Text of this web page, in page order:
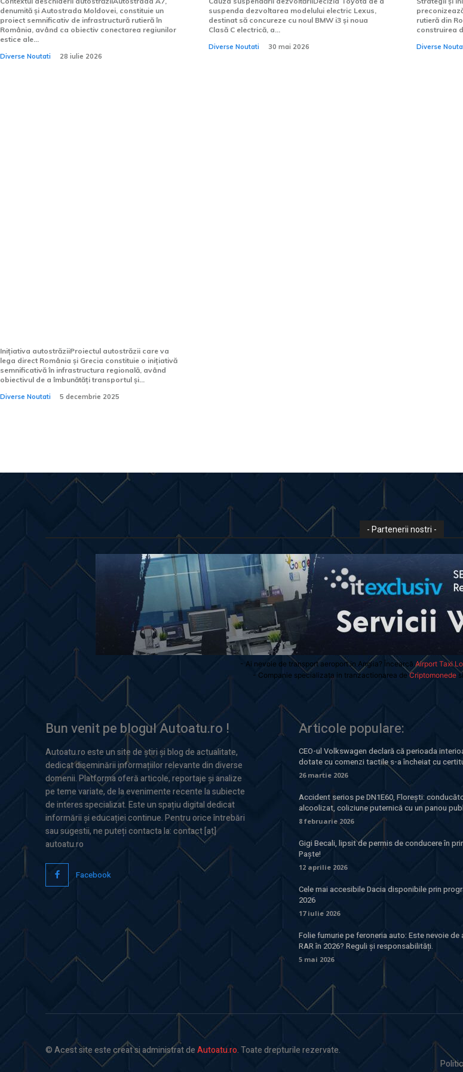
denumită și Autostrada Moldovei, constituie un
proiect semnificativ de infrastructură rutieră în
România, având ca obiectiv conectarea regiunilor
estice ale...
Diverse Noutati 28 iulie 2026
suspenda dezvoltarea modelului electric Lexus,
destinat să concureze cu noul BMW i3 și noua
Clasă C electrică, a...
Diverse Noutati 30 mai 2026
rutieră din
construirea
Diverse
Inițiativa autostrăziiProiectul autostrăzii care va
lega direct România și Grecia constituie o inițiativă
semnificativă în infrastructura regională, având
obiectivul de a îmbunătăți transportul și...
Diverse Noutati 5 decembrie 2025
- Partenerii nostri -
- Ai nevoie de transport aeroport in Anglia? Încearcă Airport Taxi
- Companie specializata in tranzactionarea deCriptomonede
Bun venit pe blogul Autoatu.ro !
Autoatu.ro este un site de știri și blog de actualitate,
dedicat diseminării informațiilor relevante din diverse
domenii. Platforma oferă articole, reportaje și analize
pe teme variate, de la evenimente recente la subiecte
de interes specializat. Este un spațiu digital dedicat
informării și educației continue. Pentru orice întrebări
sau sugestii, ne puteți contacta la: contact [at]
autoatu.ro
Facebook
Articole populare:
CEO-ul Volkswagen declară că perioada
dotate cu comenzi tactile s-a încheiat cu
26 martie 2026
Accident serios pe DN1E60, Florești:
alcoolizat, coliziune puternică cu un panou
8 februarie 2026
Gigi Becali, lipsit de permis de conducere în
Paște!
12 aprilie 2026
Cele mai accesibile Dacia disponibile prin
2026
17 iulie 2026
Folie fumurie pe feroneria auto: Este nevoie de
RAR în 2026? Reguli și responsabilități.
5 mai 2026
© Acest site este creat si administrat deAutoatu.ro. Toate drepturile rezervate.